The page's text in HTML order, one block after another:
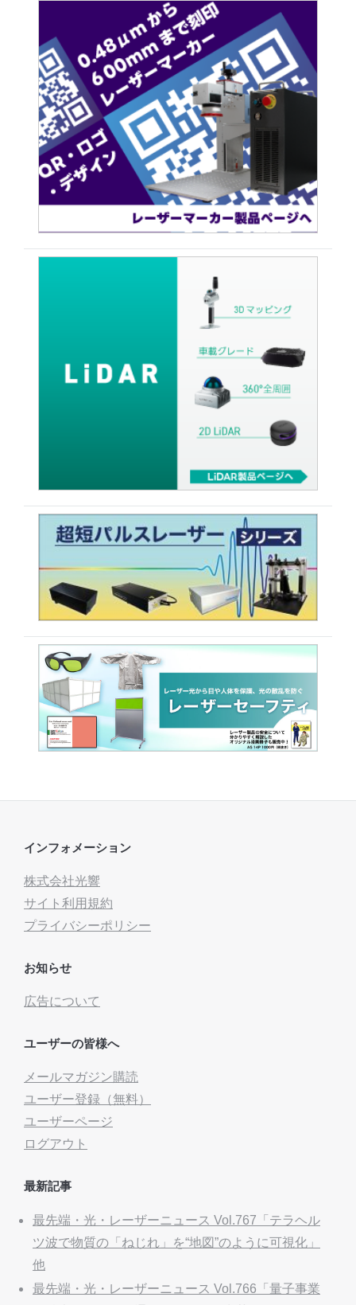
インフォメーション
株式会社光響
サイト利用規約
プライバシーポリシー
お知らせ
広告について
ユーザーの皆様へ
メールマガジン購読
ユーザー登録（無料）
ユーザーページ
ログアウト
最新記事
最先端・光・レーザーニュース Vol.767「テラヘル
ツ波で物質の「ねじれ」を“地図”のように可視化」
他
最先端・光・レーザーニュース Vol.766「量子事業